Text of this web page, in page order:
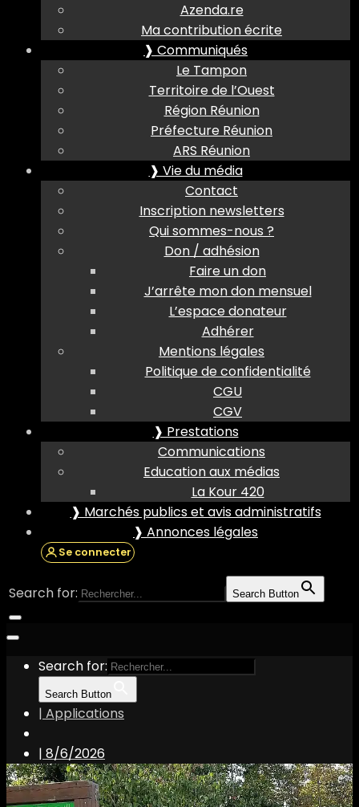
Azenda.re
Ma contribution écrite
❱ Communiqués
Le Tampon
Territoire de l’Ouest
Région Réunion
Préfecture Réunion
ARS Réunion
❱ Vie du média
Contact
Inscription newsletters
Qui sommes-nous ?
Don / adhésion
Faire un don
J’arrête mon don mensuel
L’espace donateur
Adhérer
Mentions légales
Politique de confidentialité
CGU
CGV
❱ Prestations
Communications
Education aux médias
La Kour 420
❱ Marchés publics et avis administratifs
❱ Annonces légales
Se connecter
Search for: Search Button
Search for:
Search Button
| Applications
| 8/6/2026